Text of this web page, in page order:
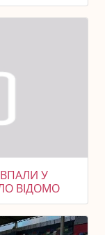
У
ВІДОМО